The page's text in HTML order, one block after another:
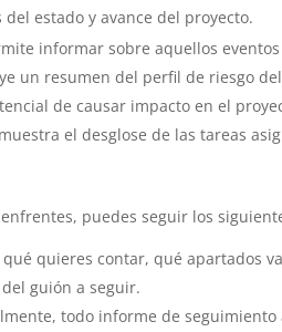
estado y avance del proyecto.
informar sobre aquellos
un resumen del perfil de riesgo
de causar impacto en el
el desglose de las tareas
puedes seguir los
quieres contar, qué apartados
guión a seguir.
todo informe de